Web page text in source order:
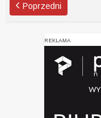
Poprzedni
REKLAMA